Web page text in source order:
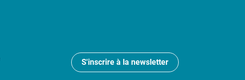
S'inscrire à la newsletter